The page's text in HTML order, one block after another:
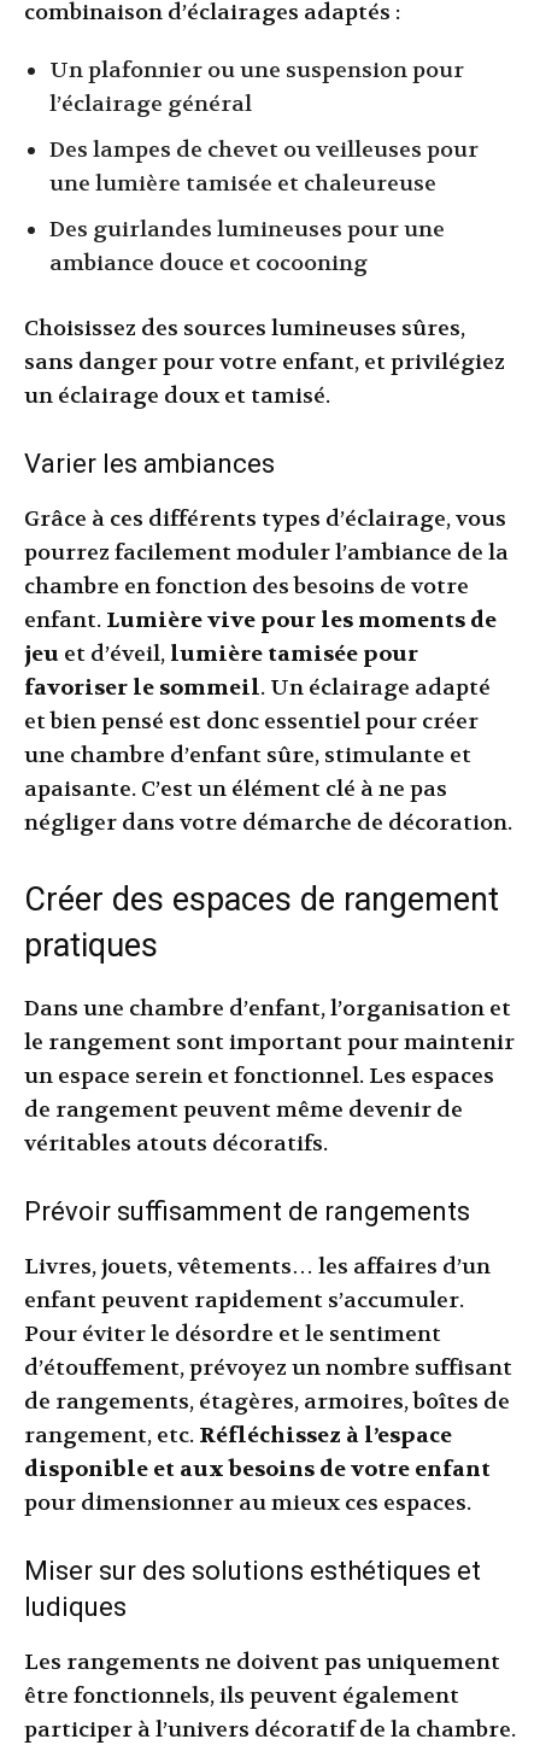
combinaison d’éclairages adaptés :
Un plafonnier ou une suspension pour
l’éclairage général
Des lampes de chevet ou veilleuses pour
une lumière tamisée et chaleureuse
Des guirlandes lumineuses pour une
ambiance douce et cocooning
Choisissez des sources lumineuses sûres,
sans danger pour votre enfant, et privilégiez
un éclairage doux et tamisé.
Varier les ambiances
Grâce à ces différents types d’éclairage, vous
pourrez facilement moduler l’ambiance de la
chambre en fonction des besoins de votre
enfant. Lumière vive pour les moments de
jeu et d’éveil, lumière tamisée pour
favoriser le sommeil. Un éclairage adapté
et bien pensé est donc essentiel pour créer
une chambre d’enfant sûre, stimulante et
apaisante. C’est un élément clé à ne pas
négliger dans votre démarche de décoration.
Créer des espaces de rangement
pratiques
Dans une chambre d’enfant, l’organisation et
le rangement sont important pour maintenir
un espace serein et fonctionnel. Les espaces
de rangement peuvent même devenir de
véritables atouts décoratifs.
Prévoir suffisamment de rangements
Livres, jouets, vêtements… les affaires d’un
enfant peuvent rapidement s’accumuler.
Pour éviter le désordre et le sentiment
d’étouffement, prévoyez un nombre suffisant
de rangements, étagères, armoires, boîtes de
rangement, etc. Réfléchissez à l’espace
disponible et aux besoins de votre enfant
pour dimensionner au mieux ces espaces.
Miser sur des solutions esthétiques et
ludiques
Les rangements ne doivent pas uniquement
être fonctionnels, ils peuvent également
participer à l’univers décoratif de la chambre.